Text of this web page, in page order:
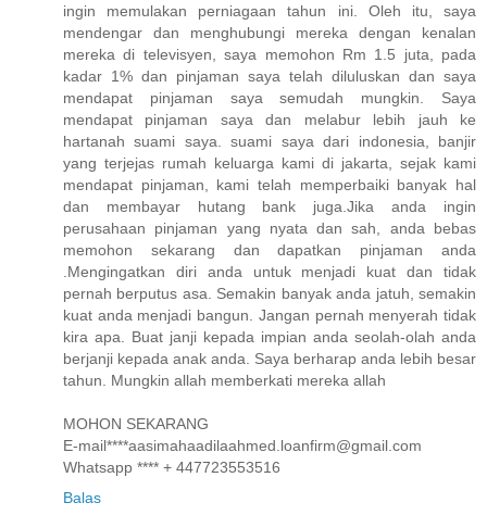
ingin memulakan perniagaan tahun ini. Oleh itu, saya
mendengar dan menghubungi mereka dengan kenalan
mereka di televisyen, saya memohon Rm 1.5 juta, pada
kadar 1% dan pinjaman saya telah diluluskan dan saya
mendapat pinjaman saya semudah mungkin. Saya
mendapat pinjaman saya dan melabur lebih jauh ke
hartanah suami saya. suami saya dari indonesia, banjir
yang terjejas rumah keluarga kami di jakarta, sejak kami
mendapat pinjaman, kami telah memperbaiki banyak hal
dan membayar hutang bank juga.Jika anda ingin
perusahaan pinjaman yang nyata dan sah, anda bebas
memohon sekarang dan dapatkan pinjaman anda
.Mengingatkan diri anda untuk menjadi kuat dan tidak
pernah berputus asa. Semakin banyak anda jatuh, semakin
kuat anda menjadi bangun. Jangan pernah menyerah tidak
kira apa. Buat janji kepada impian anda seolah-olah anda
berjanji kepada anak anda. Saya berharap anda lebih besar
tahun. Mungkin allah memberkati mereka allah
MOHON SEKARANG
E-mail****aasimahaadilaahmed.loanfirm@gmail.com
Whatsapp **** + 447723553516
Balas